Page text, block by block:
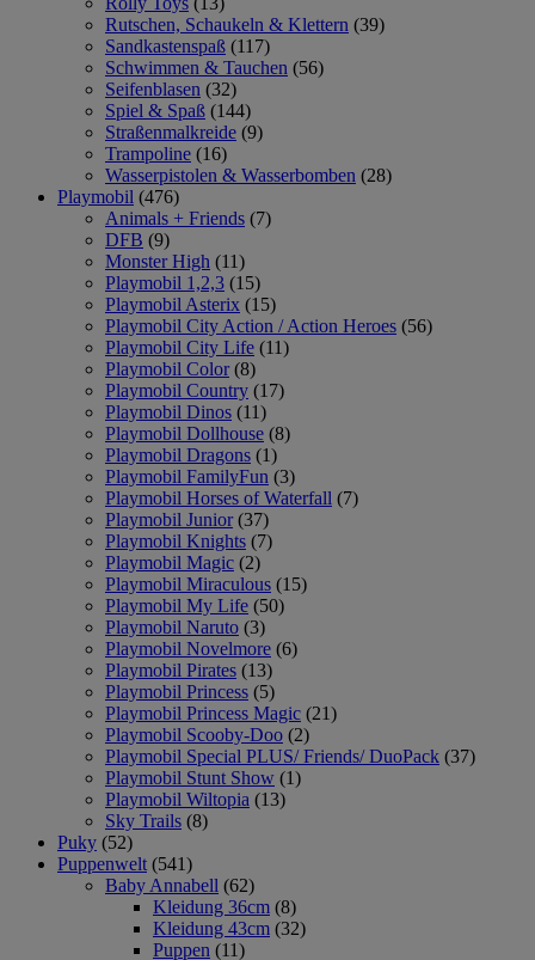
Rutschen, Schaukeln & Klettern (39)
Sandkastenspaß (117)
Schwimmen & Tauchen (56)
Seifenblasen (32)
Spiel & Spaß (144)
Straßenmalkreide (9)
Trampoline (16)
Wasserpistolen & Wasserbomben (28)
Playmobil (476)
Animals + Friends (7)
DFB (9)
Monster High (11)
Playmobil 1,2,3 (15)
Playmobil Asterix (15)
Playmobil City Action / Action Heroes (56)
Playmobil City Life (11)
Playmobil Color (8)
Playmobil Country (17)
Playmobil Dinos (11)
Playmobil Dollhouse (8)
Playmobil Dragons (1)
Playmobil FamilyFun (3)
Playmobil Horses of Waterfall (7)
Playmobil Junior (37)
Playmobil Knights (7)
Playmobil Magic (2)
Playmobil Miraculous (15)
Playmobil My Life (50)
Playmobil Naruto (3)
Playmobil Novelmore (6)
Playmobil Pirates (13)
Playmobil Princess (5)
Playmobil Princess Magic (21)
Playmobil Scooby-Doo (2)
Playmobil Special PLUS/ Friends/ DuoPack (37)
Playmobil Stunt Show (1)
Playmobil Wiltopia (13)
Sky Trails (8)
Puky (52)
Puppenwelt (541)
Baby Annabell (62)
Kleidung 36cm (8)
Kleidung 43cm (32)
Puppen (11)